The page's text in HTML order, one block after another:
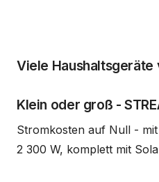
Viele Haushaltsgeräte
Klein oder groß -
Stromkosten auf Null -
2 300 W, komplett mit